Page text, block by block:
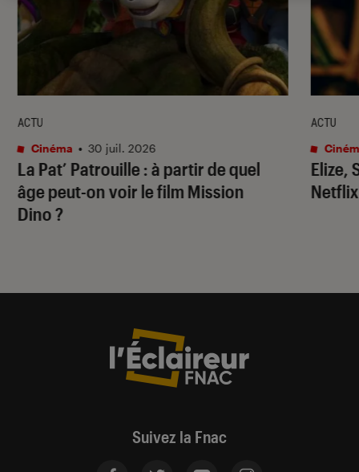
La Pat’ Patrouille: à partir de quel
âge peut-on voir le film Mission
Dino?
ACTU
Cinéma • 30 juil. 2026
Elize,
ACTU
Suivez la Fnac